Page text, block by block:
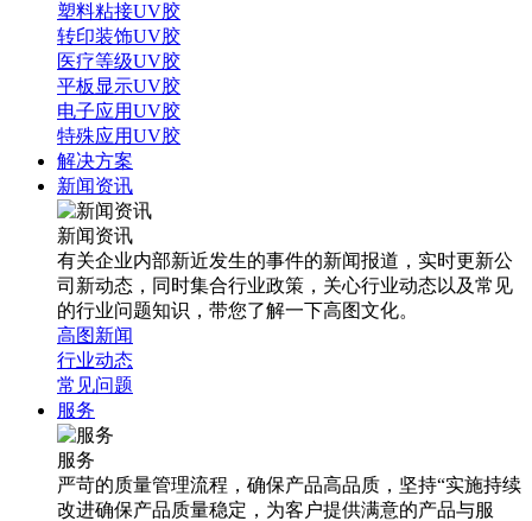
塑料粘接UV胶
转印装饰UV胶
医疗等级UV胶
平板显示UV胶
电子应用UV胶
特殊应用UV胶
解决方案
新闻资讯
新闻资讯
有关企业内部新近发生的事件的新闻报道，实时更新公
司新动态，同时集合行业政策，关心行业动态以及常见
的行业问题知识，带您了解一下高图文化。
高图新闻
行业动态
常见问题
服务
服务
严苛的质量管理流程，确保产品高品质，坚持“实施持续
改进确保产品质量稳定，为客户提供满意的产品与服